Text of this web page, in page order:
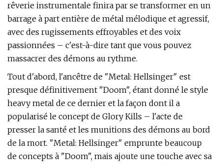
rêverie instrumentale finira par se transformer en un
barrage à part entière de métal mélodique et agressif,
avec des rugissements effroyables et des voix
passionnées – c'est-à-dire tant que vous pouvez
massacrer des démons au rythme.
Tout d'abord, l'ancêtre de "Metal: Hellsinger" est
presque définitivement "Doom", étant donné le style
heavy metal de ce dernier et la façon dont il a
popularisé le concept de Glory Kills – l'acte de
presser la santé et les munitions des démons au bord
de la mort. "Metal: Hellsinger" emprunte beaucoup
de concepts à "Doom", mais ajoute une touche avec sa